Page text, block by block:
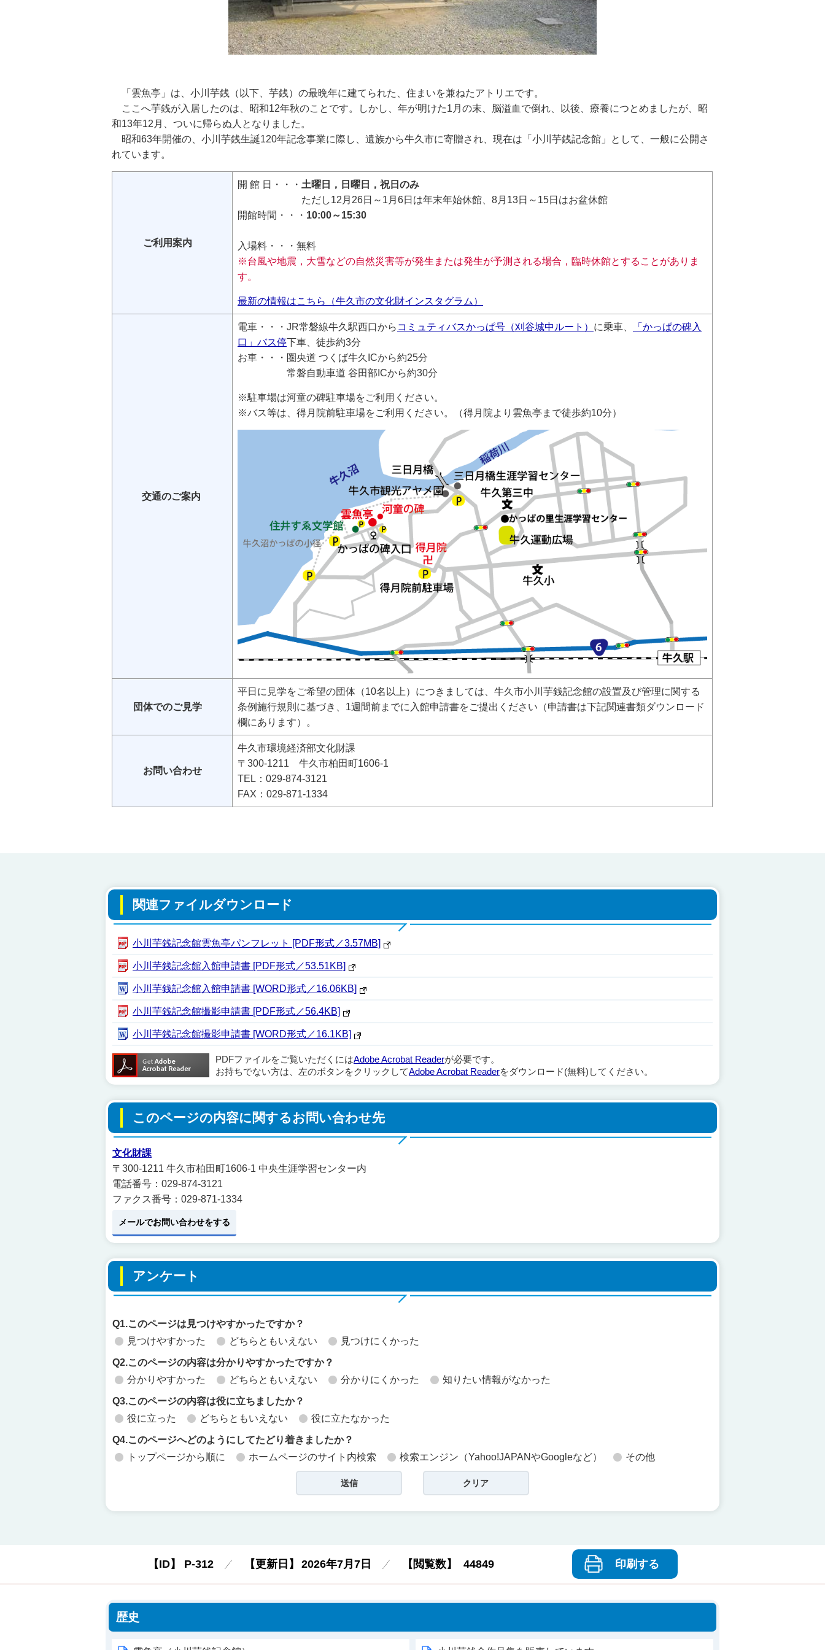
「雲魚亭」は、小川芋銭（以下、芋銭）の最晩年に建てられた、住まいを兼ねたアトリエです。
ここへ芋銭が入居したのは、昭和12年秋のことです。しかし、年が明けた1月の末、脳溢血で倒れ、以後、療養につとめましたが、昭
和13年12月、ついに帰らぬ人となりました。
昭和63年開催の、小川芋銭生誕120年記念事業に際し、遺族から牛久市に寄贈され、現在は「小川芋銭記念館」として、一般に公開さ
れています。
ご利用案内
開 館 日・・・ 土曜日，日曜日，祝日のみ
ただし12月26日～1月6日は年末年始休館、8月13日～15日はお盆休館
開館時間・・・ 10:00～15:30
入場料・・・無料
※台風や地震，大雪などの自然災害等が発生または発生が予測される場合，臨時休館とすることがありま
す。
最新の情報はこちら（牛久市の文化財インスタグラム）
交通のご案内
電車・・・JR常磐線牛久駅西口から コミュティバスかっぱ号（刈谷城中ルート） に乗車、
「かっぱの碑入
口」バス停下車、徒歩約3分
お車・・・圏央道 つくば牛久ICから約25分
常磐自動車道 谷田部ICから約30分
※駐車場は河童の碑駐車場をご利用ください。
※バス等は、得月院前駐車場をご利用ください。（得月院より雲魚亭まで徒歩約10分）
団体でのご見学
平日に見学をご希望の団体（10名以上）につきましては、牛久市小川芋銭記念館の設置及び管理に関する
条例施行規則に基づき、1週間前までに入館申請書をご提出ください（申請書は下記関連書類ダウンロード
欄にあります）。
お問い合わせ
牛久市環境経済部文化財課
〒300-1211 牛久市柏田町1606-1
TEL：029-874-3121
FAX：029-871-1334
関連ファイルダウンロード
小川芋銭記念館雲魚亭パンフレット [PDF形式／3.57MB]
小川芋銭記念館入館申請書 [PDF形式／53.51KB]
小川芋銭記念館入館申請書 [WORD形式／16.06KB]
小川芋銭記念館撮影申請書 [PDF形式／56.4KB]
小川芋銭記念館撮影申請書 [WORD形式／16.1KB]
PDFファイルをご覧いただくにはAdobe Acrobat Readerが必要です。
お持ちでない方は、左のボタンをクリックしてAdobe Acrobat Readerをダウンロード(無料)してください。
このページの内容に関するお問い合わせ先
文化財課
〒300-1211 牛久市柏田町1606-1 中央生涯学習センター内
電話番号：029-874-3121
ファクス番号：029-871-1334
メールでお問い合わせをする
アンケート
Q1.このページは見つけやすかったですか？
見つけやすかった
どちらともいえない 見つけにくかった
Q2.このページの内容は分かりやすかったですか？
分かりやすかった
どちらともいえない 分かりにくかった 知りたい情報がなかった
Q3.このページの内容は役に立ちましたか？
役に立った
どちらともいえない 役に立たなかった
Q4.このページへどのようにしてたどり着きましたか？
トップページから順に
ホームページのサイト内検索 検索エンジン（Yahoo!JAPANやGoogleなど） その他
【ID】 P-312 【更新日】 2026年7月7日 【閲覧数】 44849 印刷する
歴史